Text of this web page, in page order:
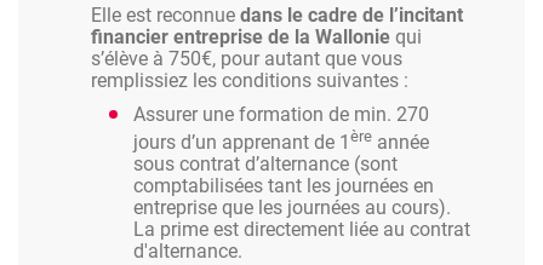
Elle est reconnue dans le cadre de l’incitant
financier entreprise de la Wallonie qui
s’élève à 750€, pour autant que vous
remplissiez les conditions suivantes :
Assurer une formation de min. 270
jours d’un apprenant de 1 ère année
sous contrat d’alternance (sont
comptabilisées tant les journées en
entreprise que les journées au cours).
La prime est directement liée au contrat
d'alternance.